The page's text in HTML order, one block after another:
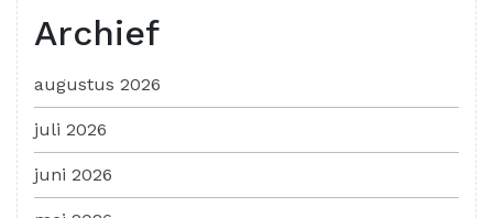
Archief
augustus 2026
juli 2026
juni 2026